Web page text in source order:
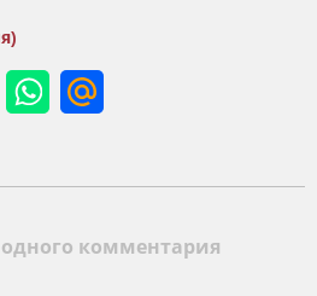
одного комментария